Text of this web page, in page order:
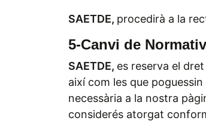
SAETDE, procedirà a la
5-Canvi de
SAETDE, es reserva el
així com les que
necessària a la nostra
considerés atorgat